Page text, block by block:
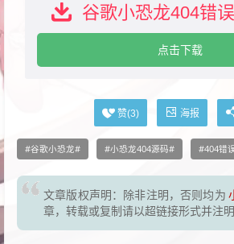
谷歌小恐龙404错误页面
点击下载
赞(3) 海报
谷歌小恐龙 小恐龙404源码 404错
文章版权声明：除非注明，否则均为
章，转载或复制请以超链接形式并注明